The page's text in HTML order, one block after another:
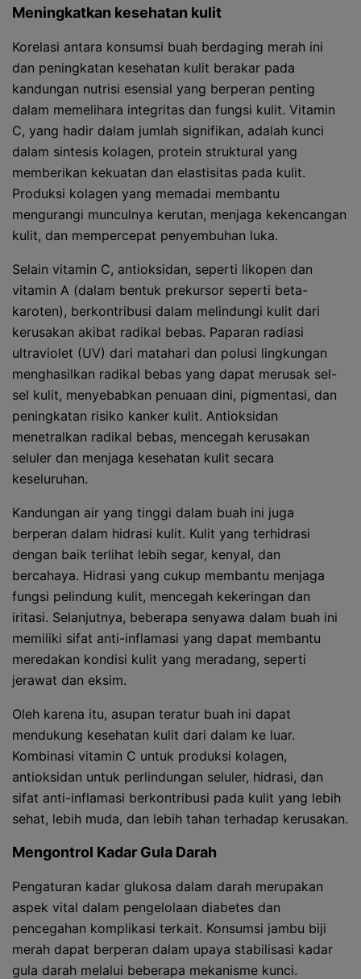
Meningkatkan kesehatan kulit
Korelasi antara konsumsi buah berdaging merah ini
dan peningkatan kesehatan kulit berakar pada
kandungan nutrisi esensial yang berperan penting
dalam memelihara integritas dan fungsi kulit. Vitamin
C, yang hadir dalam jumlah signifikan, adalah kunci
dalam sintesis kolagen, protein struktural yang
memberikan kekuatan dan elastisitas pada kulit.
Produksi kolagen yang memadai membantu
mengurangi munculnya kerutan, menjaga kekencangan
kulit, dan mempercepat penyembuhan luka.
Selain vitamin C, antioksidan, seperti likopen dan
vitamin A (dalam bentuk prekursor seperti beta-
karoten), berkontribusi dalam melindungi kulit dari
kerusakan akibat radikal bebas. Paparan radiasi
ultraviolet (UV) dari matahari dan polusi lingkungan
menghasilkan radikal bebas yang dapat merusak sel-
sel kulit, menyebabkan penuaan dini, pigmentasi, dan
peningkatan risiko kanker kulit. Antioksidan
menetralkan radikal bebas, mencegah kerusakan
seluler dan menjaga kesehatan kulit secara
keseluruhan.
Kandungan air yang tinggi dalam buah ini juga
berperan dalam hidrasi kulit. Kulit yang terhidrasi
dengan baik terlihat lebih segar, kenyal, dan
bercahaya. Hidrasi yang cukup membantu menjaga
fungsi pelindung kulit, mencegah kekeringan dan
iritasi. Selanjutnya, beberapa senyawa dalam buah ini
memiliki sifat anti-inflamasi yang dapat membantu
meredakan kondisi kulit yang meradang, seperti
jerawat dan eksim.
Oleh karena itu, asupan teratur buah ini dapat
mendukung kesehatan kulit dari dalam ke luar.
Kombinasi vitamin C untuk produksi kolagen,
antioksidan untuk perlindungan seluler, hidrasi, dan
sifat anti-inflamasi berkontribusi pada kulit yang lebih
sehat, lebih muda, dan lebih tahan terhadap kerusakan.
Mengontrol Kadar Gula Darah
Pengaturan kadar glukosa dalam darah merupakan
aspek vital dalam pengelolaan diabetes dan
pencegahan komplikasi terkait. Konsumsi jambu biji
merah dapat berperan dalam upaya stabilisasi kadar
gula darah melalui beberapa mekanisme kunci.